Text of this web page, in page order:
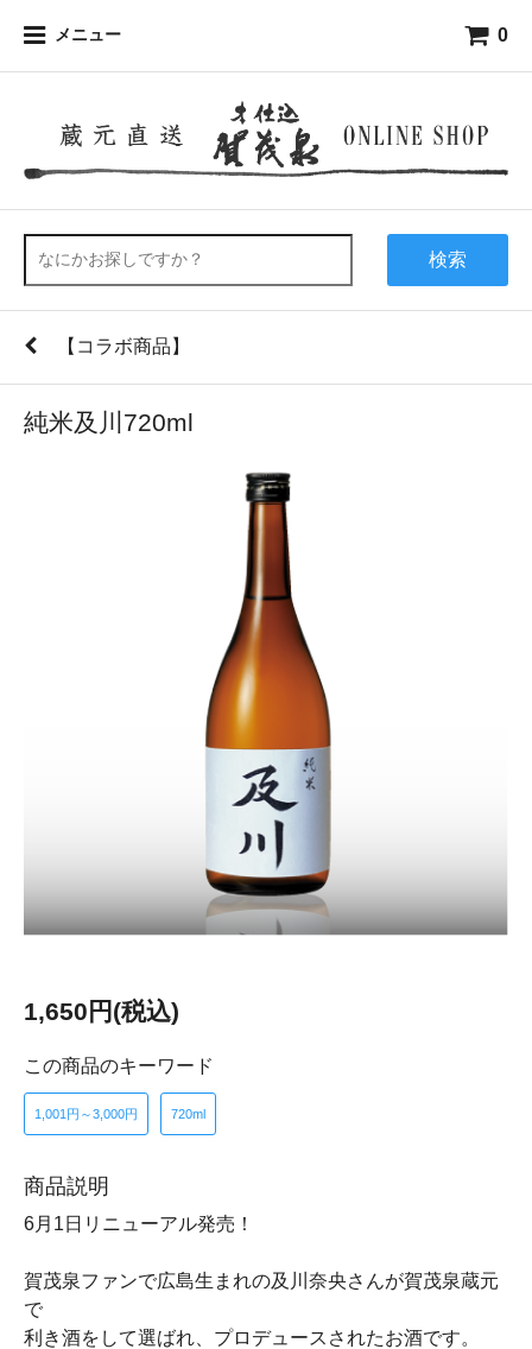
メニュー 0
検索
【コラボ商品】
純米及川720ml
1,650円(税込)
この商品のキーワード
1,001円～3,000円 720ml
商品説明
6月1日リニューアル発売！
賀茂泉ファンで広島生まれの及川奈央さんが賀茂泉蔵元
で
利き酒をして選ばれ、プロデュースされたお酒です。